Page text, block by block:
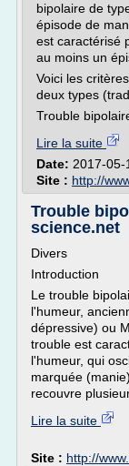
bipolaire de
épisode de
est caractérisé
au moins un
Voici les
deux types
Trouble
Lire la suite
Date: 2017-05-
Site : http://
Trouble
science.net
Divers
Introduction
Le trouble
l'humeur,
dépressive) ou
trouble est
l'humeur, qui
marquée
recouvre
Lire la suite
Site : http://